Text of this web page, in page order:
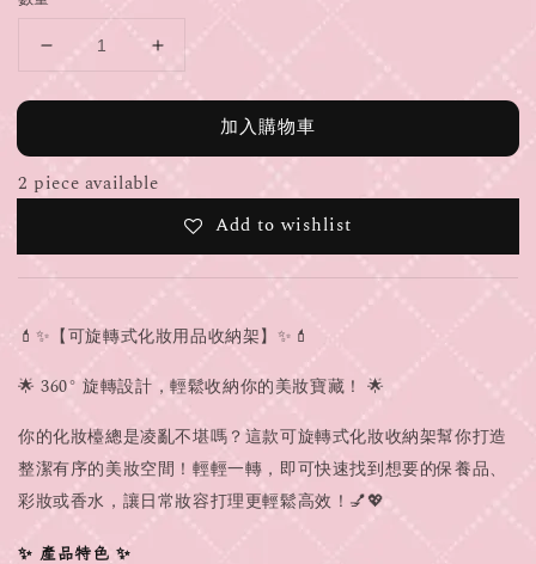
加入購物車
2 piece available
Add to wishlist
💄✨【可旋轉式化妝用品收納架】✨💄
🌟 360° 旋轉設計，輕鬆收納你的美妝寶藏！ 🌟
你的化妝檯總是凌亂不堪嗎？這款可旋轉式化妝收納架幫你打造
整潔有序的美妝空間！輕輕一轉，即可快速找到想要的保養品、
彩妝或香水，讓日常妝容打理更輕鬆高效！💅💖
✨ 產品特色 ✨